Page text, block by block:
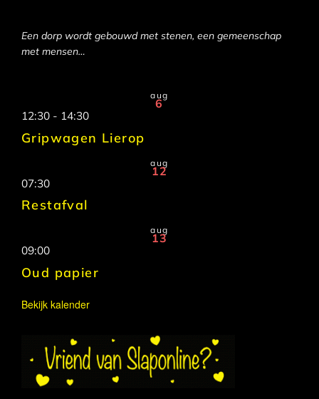
Een dorp wordt gebouwd met stenen, een gemeenschap
met mensen…
aug
6
12:30 - 14:30
Gripwagen Lierop
aug
12
07:30
Restafval
aug
13
09:00
Oud papier
Bekijk kalender